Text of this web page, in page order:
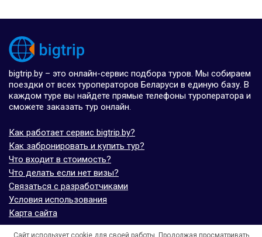
bigtrip.by – это онлайн-сервис подбора туров. Мы собираем
поездки от всех туроператоров Беларуси в единую базу. В
каждом туре вы найдете прямые телефоны туроператора и
сможете заказать тур онлайн.
Как работает сервис bigtrip.by?
Как забронировать и купить тур?
Что входит в стоимость?
Что делать если нет визы?
Связаться с разработчиками
Условия использования
Карта сайта
Сайт использует cookie для своей работы. Продолжая просматривать